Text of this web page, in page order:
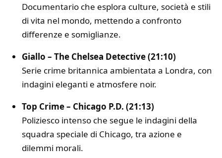
Documentario che esplora culture, società e stili
di vita nel mondo, mettendo a confronto
differenze e somiglianze.
Giallo – The Chelsea Detective (21:10)
Serie crime britannica ambientata a Londra, con
indagini eleganti e atmosfere noir.
Top Crime – Chicago P.D. (21:13)
Poliziesco intenso che segue le indagini della
squadra speciale di Chicago, tra azione e
dilemmi morali.